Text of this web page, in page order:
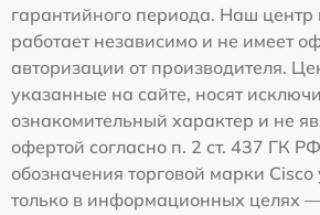
гарантийного периода. Наш центр
работает независимо и не имеет
авторизации от производителя.
указанные на сайте, носят
ознакомительный характер и не
офертой согласно п. 2 ст. 437 ГК
обозначения торговой марки
только в информационных целях